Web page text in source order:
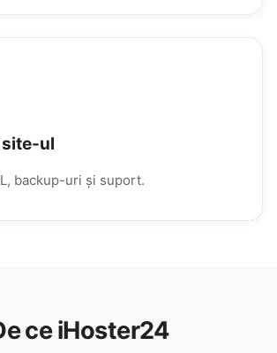
site-ul
backup-uri și suport.
ce iHoster24